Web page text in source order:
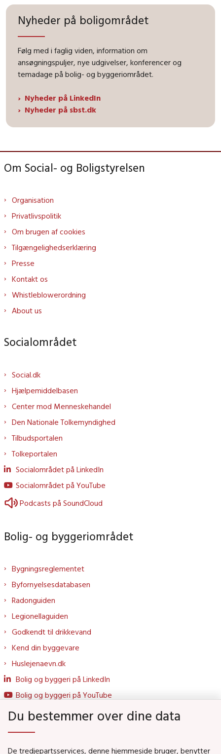
Nyheder på boligområdet
Følg med i faglig viden, information om
ansøgningspuljer, nye udgivelser, konferencer og
temadage på bolig- og byggeriområdet.
Nyheder på LinkedIn
Nyheder på sbst.dk
Om Social- og Boligstyrelsen
Organisation
Privatlivspolitik
Om brugen af cookies
Tilgængelighedserklæring
Presse
Kontakt os
Whistleblowerordning
About us
Socialområdet
Social.dk
Hjælpemiddelbasen
Center mod Menneskehandel
Den Nationale Tolkemyndighed
Tilbudsportalen
Tolkeportalen
Socialområdet på LinkedIn
Socialområdet på YouTube
Podcasts på SoundCloud
Bolig- og byggeriområdet
Bygningsreglementet
Byfornyelsesdatabasen
Radonguiden
Legionellaguiden
Godkendt til drikkevand
Kend din byggevare
Huslejenaevn.dk
Bolig og byggeri på LinkedIn
Bolig og byggeri på YouTube
Du bestemmer over dine data
De tredjepartsservices, denne hjemmeside bruger, benytter